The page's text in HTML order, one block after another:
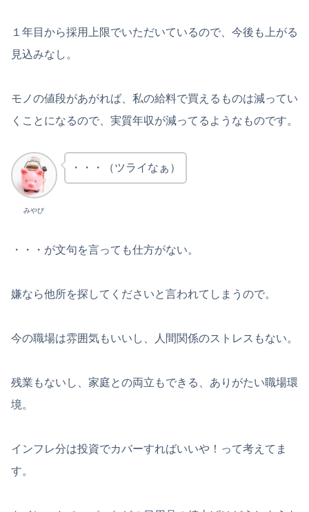
１年目から採用上限でいただいているので、今後も上がる
見込みなし。
モノの値段があがれば、私の給料で買えるものは減ってい
くことになるので、実質年収が減ってるようなものです。
みやび
・・・（ツライなぁ）
・・・が文句を言っても仕方がない。
嫌なら他所を探してくださいと言われてしまうので。
今の職場は雰囲気もいいし、人間関係のストレスもない。
残業もないし、家庭との両立もできる、ありがたい職場環
境。
インフレ分は投資でカバーすればいいや！って考えてま
す。